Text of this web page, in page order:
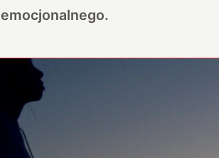
emocjonalnego.